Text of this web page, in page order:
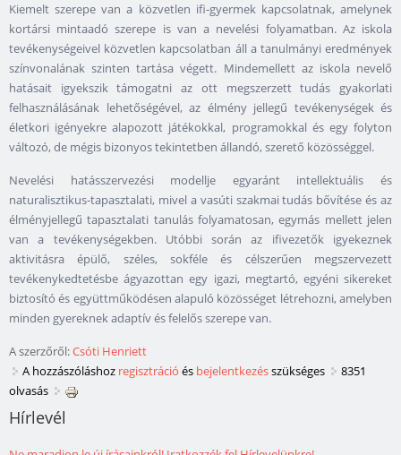
Kiemelt szerepe van a közvetlen ifi-gyermek kapcsolatnak, amelynek
kortársi mintaadó szerepe is van a nevelési folyamatban. Az iskola
tevékenységeivel közvetlen kapcsolatban áll a tanulmányi eredmények
színvonalának szinten tartása végett. Mindemellett az iskola nevelő
hatásait igyekszik támogatni az ott megszerzett tudás gyakorlati
felhasználásának lehetőségével, az élmény jellegű tevékenységek és
életkori igényekre alapozott játékokkal, programokkal és egy folyton
változó, de mégis bizonyos tekintetben állandó, szerető közösséggel.
Nevelési hatásszervezési modellje egyaránt intellektuális és
naturalisztikus-tapasztalati, mivel a vasúti szakmai tudás bővítése és az
élményjellegű tapasztalati tanulás folyamatosan, egymás mellett jelen
van a tevékenységekben. Utóbbi során az ifivezetők igyekeznek
aktivitásra épülő, széles, sokféle és célszerűen megszervezett
tevékenykedtetésbe ágyazottan egy igazi, megtartó, egyéni sikereket
biztosító és együttműködésen alapuló közösséget létrehozni, amelyben
minden gyereknek adaptív és felelős szerepe van.
A szerzőről:Csóti Henriett
A hozzászóláshoz regisztráció és bejelentkezésszükséges
8351
olvasás
Hírlevél